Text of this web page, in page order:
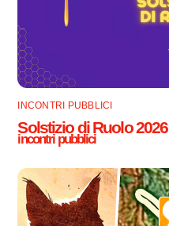
INCONTRI PUBBLICI
Solstizio di Ruolo 2026
incontri pubblici